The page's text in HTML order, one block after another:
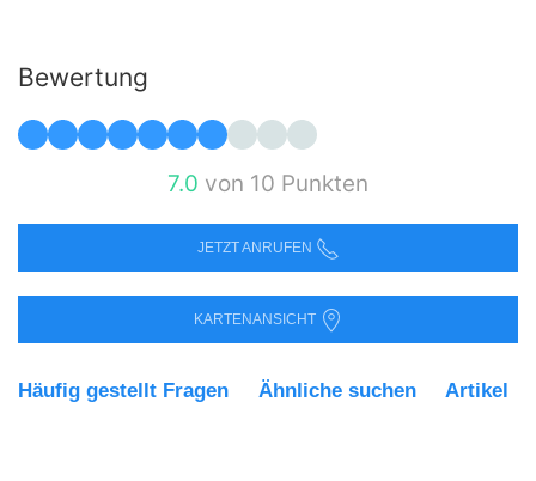
Bewertung
7.0 von 10 Punkten
JETZT ANRUFEN
KARTENANSICHT
Häufig gestellt Fragen Ähnliche suchen Artikel